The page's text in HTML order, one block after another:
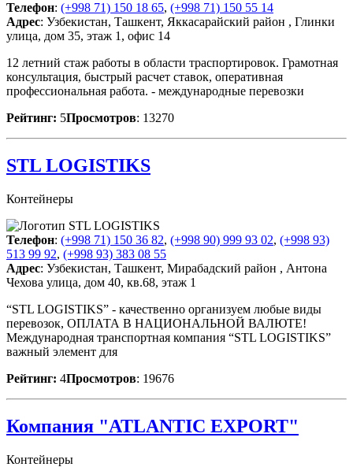
Телефон: (+998 71) 150 18 65, (+998 71) 150 55 14
Адрес: Узбекистан, Ташкент, Яккасарайский район , Глинки
улица, дом 35, этаж 1, офис 14
12 летний стаж работы в области траспортировок. Грамотная
консультация, быстрый расчет ставок, оперативная
профессиональная работа. - международные перевозки
Рейтинг: 5Просмотров: 13270
STL LOGISTIKS
Контейнеры
Телефон: (+998 71) 150 36 82, (+998 90) 999 93 02, (+998 93)
513 99 92, (+998 93) 383 08 55
Адрес: Узбекистан, Ташкент, Мирабадский район , Антона
Чехова улица, дом 40, кв.68, этаж 1
“STL LOGISTIKS” - качественно организуем любые виды
перевозок, ОПЛАТА В НАЦИОНАЛЬНОЙ ВАЛЮТЕ!
Международная транспортная компания “STL LOGISTIKS”
важный элемент для
Рейтинг: 4Просмотров: 19676
Компания "ATLANTIC EXPORT"
Контейнеры